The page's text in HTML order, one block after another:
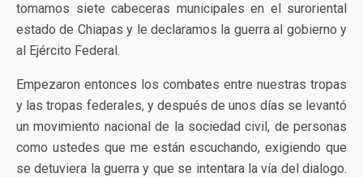
tomamos siete cabeceras municipales en el suroriental
estado de Chiapas y le declaramos la guerra al gobierno y
al Ejército Federal.
Empezaron entonces los combates entre nuestras tropas
y las tropas federales, y después de unos días se levantó
un movimiento nacional de la sociedad civil, de personas
como ustedes que me están escuchando, exigiendo que
se detuviera la guerra y que se intentara la vía del dialogo.